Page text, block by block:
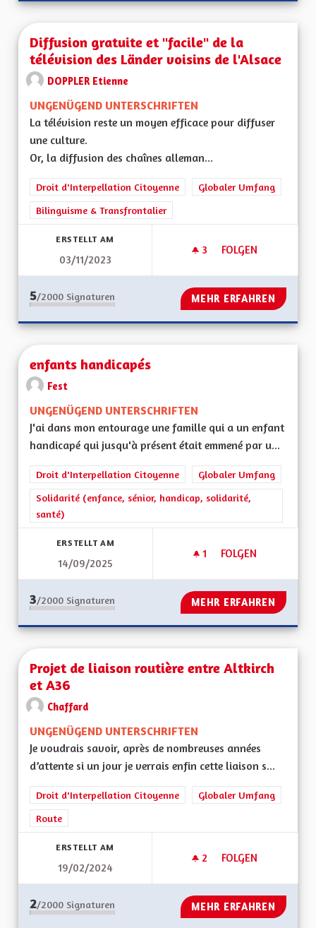
Diffusion gratuite et "facile" de la
télévision des Länder voisins de l'Alsace
DOPPLER Etienne
UNGENÜGEND UNTERSCHRIFTEN
La télévision reste un moyen efficace pour diffuser
une culture.
Or, la diffusion des chaînes alleman...
Droit d'Interpellation Citoyenne
Globaler Umfang
Bilinguisme & Transfrontalier
ERSTELLT AM
03/11/2023
3 3 FOLLOWER
FOLGEN
DIFFUSION
5/2000 Signaturen MEHR ERFAHREN
enfants handicapés
Fest
UNGENÜGEND UNTERSCHRIFTEN
J'ai dans mon entourage une famille qui a un enfant
handicapé qui jusqu'à présent était emmené par u...
Droit d'Interpellation Citoyenne
Globaler Umfang
Solidarité (enfance, sénior, handicap, solidarité,
santé)
ERSTELLT AM
14/09/2025
1 1 FOLLOWER
FOLGEN
ENFANTS
3/2000 Signaturen MEHR ERFAHREN
Projet de liaison routière entre Altkirch
et A36
Chaffard
UNGENÜGEND UNTERSCHRIFTEN
Je voudrais savoir, après de nombreuses années
d’attente si un jour je verrais enfin cette liaison s...
Droit d'Interpellation Citoyenne
Globaler Umfang
Route
ERSTELLT AM
19/02/2024
2 2 FOLLOWER
FOLGEN
PROJET DE
2/2000 Signaturen MEHR ERFAHREN